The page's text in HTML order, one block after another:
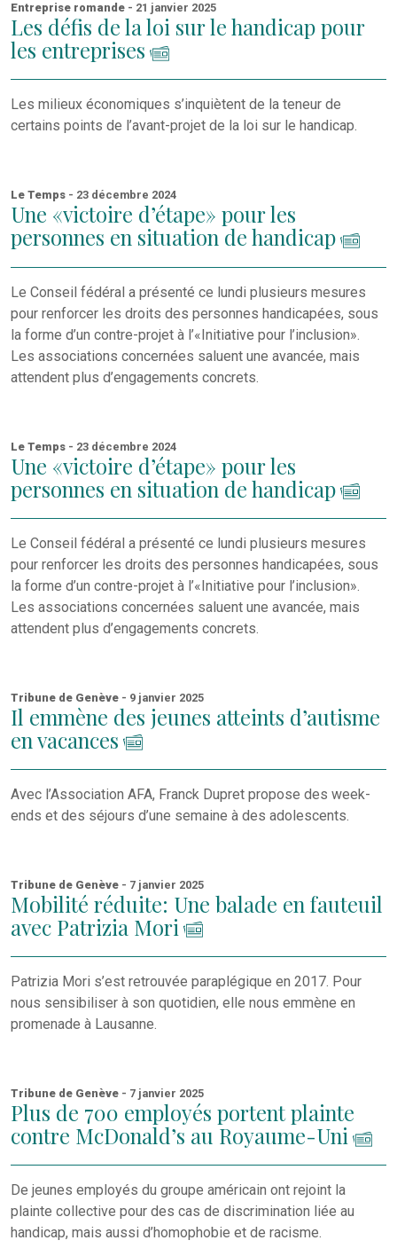
Entreprise romande - 21 janvier 2025
Les défis de la loi sur le handicap pour
les entreprises
Les milieux économiques s’inquiètent de la teneur de
certains points de l’avant-projet de la loi sur le handicap.
Le Temps - 23 décembre 2024
Une «victoire d’étape» pour les
personnes en situation de handicap
Le Conseil fédéral a présenté ce lundi plusieurs mesures
pour renforcer les droits des personnes handicapées, sous
la forme d’un contre-projet à l’«Initiative pour l’inclusion».
Les associations concernées saluent une avancée, mais
attendent plus d’engagements concrets.
Le Temps - 23 décembre 2024
Une «victoire d’étape» pour les
personnes en situation de handicap
Le Conseil fédéral a présenté ce lundi plusieurs mesures
pour renforcer les droits des personnes handicapées, sous
la forme d’un contre-projet à l’«Initiative pour l’inclusion».
Les associations concernées saluent une avancée, mais
attendent plus d’engagements concrets.
Tribune de Genève - 9 janvier 2025
Il emmène des jeunes atteints d’autisme
en vacances
Avec l’Association AFA, Franck Dupret propose des week-
ends et des séjours d’une semaine à des adolescents.
Tribune de Genève - 7 janvier 2025
Mobilité réduite: Une balade en fauteuil
avec Patrizia Mori
Patrizia Mori s’est retrouvée paraplégique en 2017. Pour
nous sensibiliser à son quotidien, elle nous emmène en
promenade à Lausanne.
Tribune de Genève - 7 janvier 2025
Plus de 700 employés portent plainte
contre McDonald’s au Royaume-Uni
De jeunes employés du groupe américain ont rejoint la
plainte collective pour des cas de discrimination liée au
handicap, mais aussi d’homophobie et de racisme.